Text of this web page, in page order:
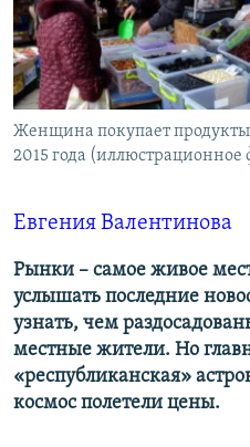
ПОБЕДИТЕЛЕЙ НЕ СУДЯТ?
КРЫМ.НЕПОКОРЕННЫЙ
ELIFBE
УКРАИНСКАЯ ПРОБЛЕМА КРЫМА
ПРИСОЕДИНЯЙТЕСЬ!
Все сайты RFE/RL
Женщина покупает
2015 года (иллюстрационное
Евгения Валентинова
Рынки – самое живое
услышать последние
узнать, чем
местные жители. Но
«республиканская»
космос полетели цены.